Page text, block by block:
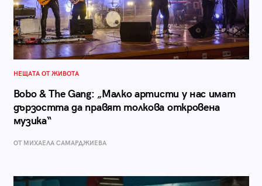
НЕЩАТА ОТ ЖИВОТА
Bobo & The Gang: „Малко артисти у нас имат
дързостта да правят толкова откровена
музика“
ОТ МИХАЕЛА САМАРДЖИЕВА